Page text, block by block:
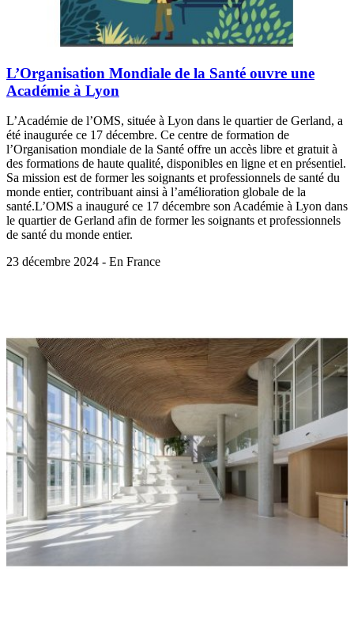
L’Organisation Mondiale de la Santé ouvre une
Académie à Lyon
L’Académie de l’OMS, située à Lyon dans le quartier de Gerland, a
été inaugurée ce 17 décembre. Ce centre de formation de
l’Organisation mondiale de la Santé offre un accès libre et gratuit à
des formations de haute qualité, disponibles en ligne et en présentiel.
Sa mission est de former les soignants et professionnels de santé du
monde entier, contribuant ainsi à l’amélioration globale de la
santé.L’OMS a inauguré ce 17 décembre son Académie à Lyon dans
le quartier de Gerland afin de former les soignants et professionnels
de santé du monde entier.
23 décembre 2024 - En France